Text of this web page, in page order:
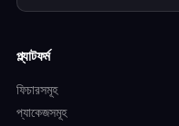
প্ল্যাটফর্ম
ফিচারসমূহ
প্যাকেজসমূহ